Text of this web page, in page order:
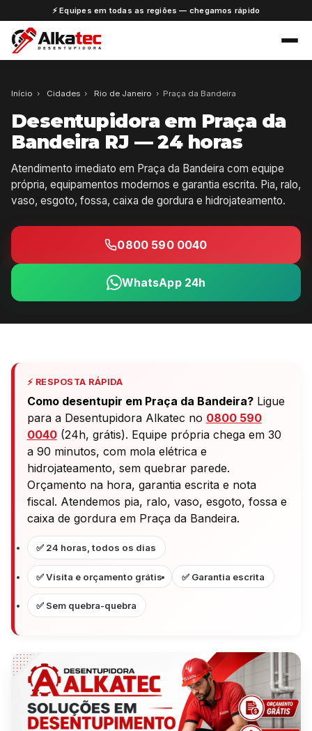
⚡ Equipes em todas as regiões — chegamos rápido
Início › Cidades › Rio de Janeiro › Praça da Bandeira
Desentupidora em Praça da
Bandeira RJ — 24 horas
Atendimento imediato em Praça da Bandeira com equipe
própria, equipamentos modernos e garantia escrita. Pia, ralo,
vaso, esgoto, fossa, caixa de gordura e hidrojateamento.
0800 590 0040
WhatsApp 24h
⚡ RESPOSTA RÁPIDA
Como desentupir em Praça da Bandeira?Ligue
para a Desentupidora Alkatec no 0800 590
0040(24h, grátis). Equipe própria chega em 30
a 90 minutos, com mola elétrica e
hidrojateamento, sem quebrar parede.
Orçamento na hora, garantia escrita e nota
fiscal. Atendemos pia, ralo, vaso, esgoto, fossa e
caixa de gordura em Praça da Bandeira.
✅ 24 horas, todos os dias
✅ Visita e orçamento grátis ✅ Garantia escrita
✅ Sem quebra-quebra